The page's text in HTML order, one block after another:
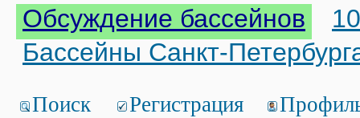
Обсуждение бассейнов
Бассейны Санкт-
Поиск Регистрация